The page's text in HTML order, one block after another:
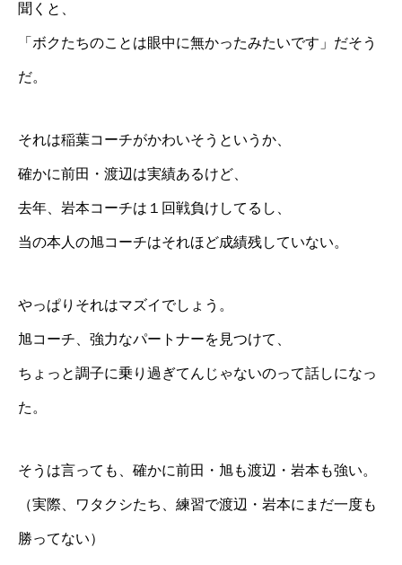
聞くと、
「ボクたちのことは眼中に無かったみたいです」だそう
だ。
それは稲葉コーチがかわいそうというか、
確かに前田・ 渡辺 は実績あるけど、
去年、岩本コーチは１回戦負けしてるし、
当の本人の旭コーチはそれほど成績残していない。
やっぱりそれはマズイでしょう。
旭コーチ 、強力なパートナーを見つけて、
ちょっと調子に乗り過ぎてんじゃないのって話しになっ
た。
そうは言っても、確かに前田・ 旭も渡辺 ・岩本も強い。
（実際、ワタクシたち、練習で渡辺・岩本にまだ一度も
勝ってない）